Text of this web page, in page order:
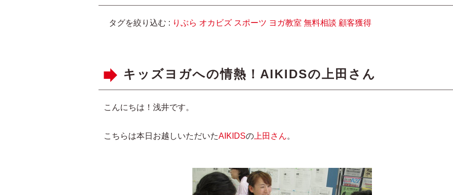
タグを絞り込む : りぶら オカビズ スポーツ ヨガ教室 無料相談 顧客獲得
キッズヨガへの情熱！AIKIDSの上田さん
こんにちは！浅井です。
こちらは本日お越しいただいたAIKIDSの 上田さん。